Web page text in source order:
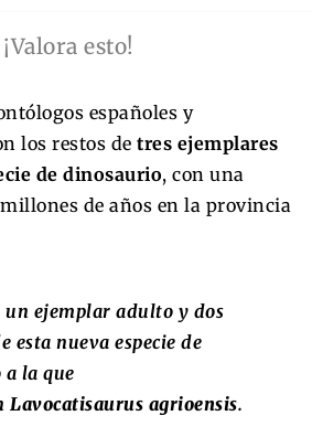
¡Valora esto!
españoles y
los restos de tres ejemplares
de dinosaurio, con una
de años en la provincia
un ejemplar adulto y dos
esta nueva especie de
la que
Lavocatisaurus agrioensis.